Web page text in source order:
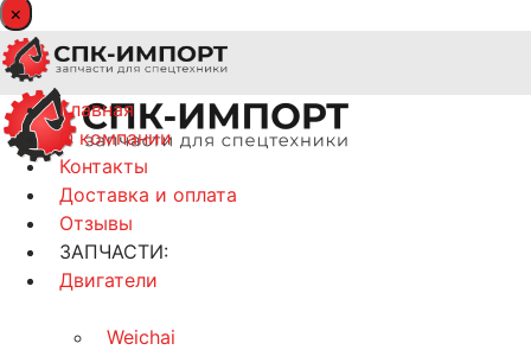
×
Главная
О компании
Контакты
Доставка и оплата
Отзывы
ЗАПЧАСТИ:
Двигатели
Weichai